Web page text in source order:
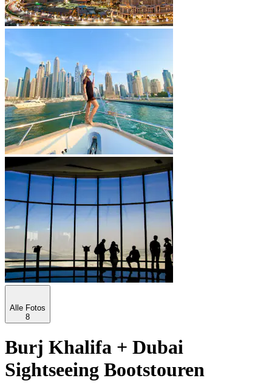
Alle Fotos
8
Burj Khalifa + Dubai
Sightseeing Bootstouren